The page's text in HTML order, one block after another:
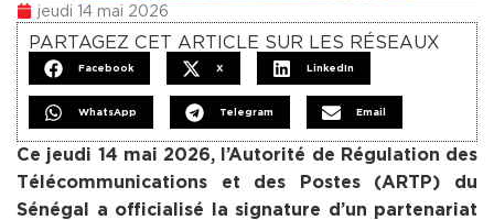
jeudi 14 mai 2026
PARTAGEZ CET ARTICLE SUR LES RÉSEAUX
Facebook X LinkedIn
WhatsApp Telegram Email
Ce jeudi 14 mai 2026, l’Autorité de Régulation des
Télécommunications et des Postes (ARTP) du
Sénégal a officialisé la signature d’un partenariat